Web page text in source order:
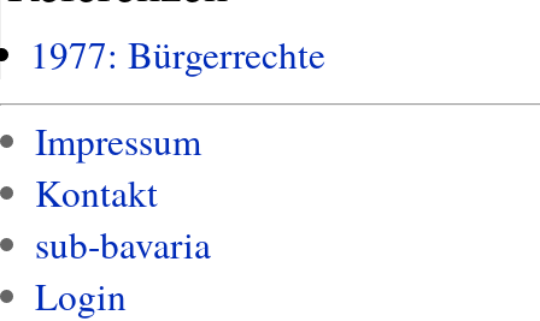
1977: Bürgerrechte
Impressum
Kontakt
sub-bavaria
Login